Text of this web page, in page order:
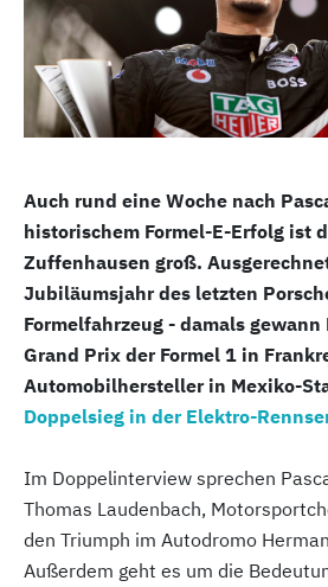
Auch rund eine Woche nach
historischem Formel-E-Erfolg ist
Zuffenhausen groß.
Jubiläumsjahr des letzten
Formelfahrzeug - damals gewann
Grand Prix der Formel 1 in
Automobilhersteller in Mexiko-
Doppelsieg in der Elektro-
Im Doppelinterview sprechen
Thomas Laudenbach,
den Triumph im Autodromo
Außerdem geht es um die